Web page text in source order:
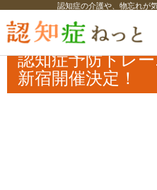
認知症の介護や、物忘れが
認知症ねっと 認知症最新ニュース
グ9月29日(日)新宿開催決定！
認知症予防トレ
新宿開催決定！